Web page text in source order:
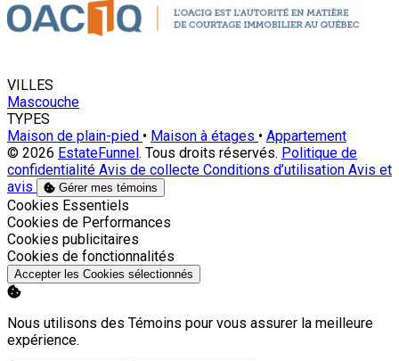
VILLES
Mascouche
TYPES
Maison de plain-pied • Maison à étages • Appartement
© 2026 EstateFunnel . Tous droits réservés. Politique de
confidentialité Avis de collecte Conditions d’utilisation Avis et
avis
Gérer mes témoins
Activer
Cookies Essentiels
Activer
Cookies de Performances
Activer
Cookies publicitaires
Activer
Cookies de fonctionnalités
Accepter les Cookies sélectionnés
Nous utilisons des Témoins pour vous assurer la meilleure
expérience.